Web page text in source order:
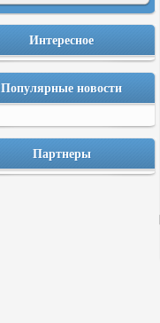
Интересное
Популярные новости
Партнеры